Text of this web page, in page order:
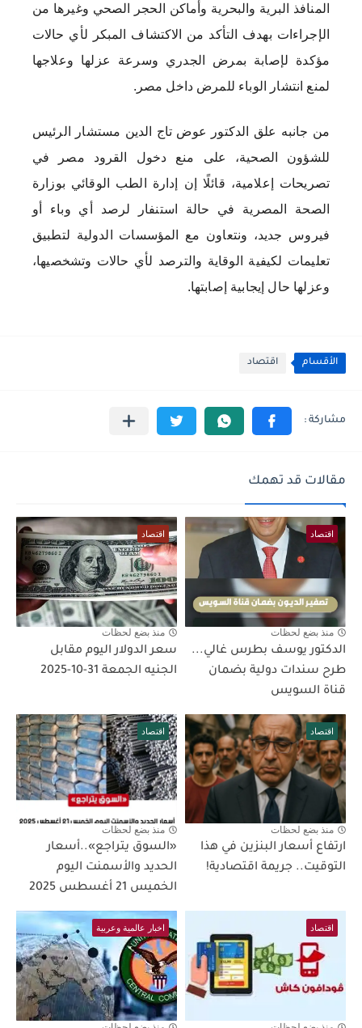
المنافذ البرية والبحرية وأماكن الحجر الصحي وغيرها من
الإجراءات بهدف التأكد من الاكتشاف المبكر لأي حالات
مؤكدة لإصابة بمرض الجدري وسرعة عزلها وعلاجها
لمنع انتشار الوباء للمرض داخل مصر.
من جانبه علق الدكتور عوض تاج الدين مستشار الرئيس
للشؤون الصحية، على منع دخول القرود مصر في
تصريحات إعلامية، قائلًا إن إدارة الطب الوقائي بوزارة
الصحة المصرية في حالة استنفار لرصد أي وباء أو
فيروس جديد، ونتعاون مع المؤسسات الدولية لتطبيق
تعليمات لكيفية الوقاية والترصد لأي حالات وتشخصيها،
وعزلها حال إيجابية إصابتها.
الأقسام اقتصاد
مقالات قد تهمك
اقتصاد
منذ بضع لحظات
الدكتور يوسف بطرس غالي...
طرح سندات دولية بضمان
قناة السويس
اقتصاد
منذ بضع لحظات
سعر الدولار اليوم مقابل
الجنيه الجمعة 31-10-2025
اقتصاد
منذ بضع لحظات
ارتفاع أسعار البنزين في هذا
التوقيت.. جريمة اقتصادية!
اقتصاد
منذ بضع لحظات
«السوق يتراجع»..أسعار
الحديد والأسمنت اليوم
الخميس 21 أغسطس 2025
اقتصاد اخبار عالمية وعربية